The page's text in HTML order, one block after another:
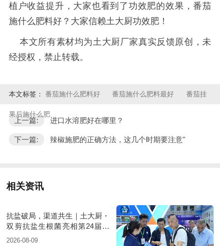
植户收益提升，大家也看到了功效肥的效果，番茄
施什么肥料好？大家信赖土大厨功效肥！
本文所有素材均为土大厨厂家真实反馈原创，未
经授权，禁止转载。
本文标签： 番茄施什么肥料好 番茄施什么肥料最好 番茄挂
果后施什么肥
上一篇: 进口水溶肥好在哪里？
下一篇: 辣椒施肥的正确方法，这几个时期要注意"
相关资讯
抗盐破局，渠道共生｜土大厨・
双剪抗盐生根菌亮相第24届新
疆国际农业博览会
2026-08-09